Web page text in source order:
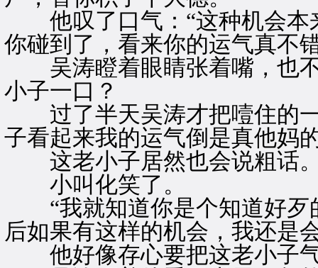
他叹了口气：“这种机会本
你碰到了，看来你的运气真不
吴涛瞪着眼睛张着嘴，也不
小子一口？
过了半天吴涛才把噎住的一
子看起来我的运气倒是真他妈
这老小子居然也会说粗话
小叫化笑了。
“我就知道你是个知道好歹
后如果有这样的机会，我还是
他好像存心要把这老小子